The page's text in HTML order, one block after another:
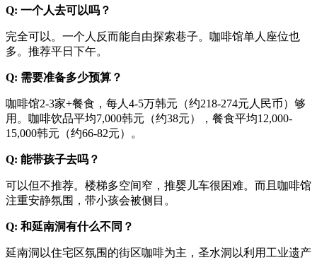
Q: 一个人去可以吗？
完全可以。一个人反而能自由探索巷子。咖啡馆单人座位也
多。推荐平日下午。
Q: 需要准备多少预算？
咖啡馆2-3家+餐食，每人4-5万韩元（约218-274元人民币）够
用。咖啡饮品平均7,000韩元（约38元），餐食平均12,000-
15,000韩元（约66-82元）。
Q: 能带孩子去吗？
可以但不推荐。楼梯多空间窄，推婴儿车很困难。而且咖啡馆
注重安静氛围，带小孩会被侧目。
Q: 和延南洞有什么不同？
延南洞以住宅区氛围的街区咖啡为主，圣水洞以利用工业遗产